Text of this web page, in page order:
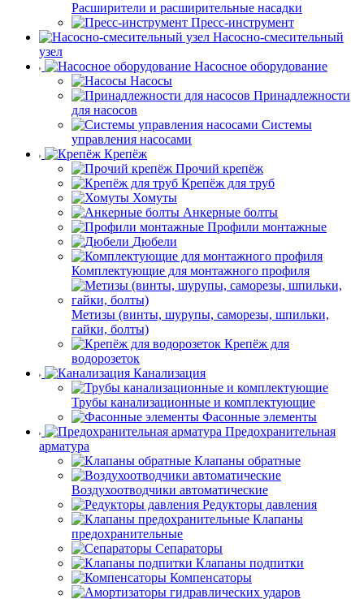
Расширители и расширительные насадки
Пресс-инструмент
Насосно-смесительный
узел
Насосное оборудование
Насосы
Принадлежности
для насосов
Системы
управления насосами
Крепёж
Прочий крепёж
Крепёж для труб
Хомуты
Анкерные болты
Профили монтажные
Дюбели
Комплектующие для монтажного профиля
Метизы (винты, шурупы, саморезы, шпильки,
гайки, болты)
Крепёж для
водорозеток
Канализация
Трубы канализационные и комплектующие
Фасонные элементы
Предохранительная
арматура
Клапаны обратные
Воздухоотводчики автоматические
Редукторы давления
Клапаны
предохранительные
Сепараторы
Клапаны подпитки
Компенсаторы